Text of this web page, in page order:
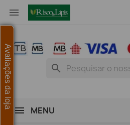

search
MENU
Avaliações da loja